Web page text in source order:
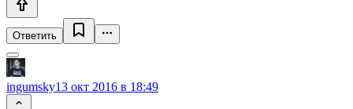
Ответить
ingumsky13 окт 2016 в 18:49